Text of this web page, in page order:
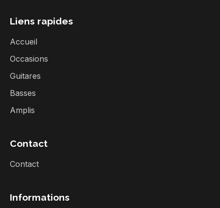
Liens rapides
Accueil
Occasions
Guitares
Basses
Amplis
Contact
Contact
Informations